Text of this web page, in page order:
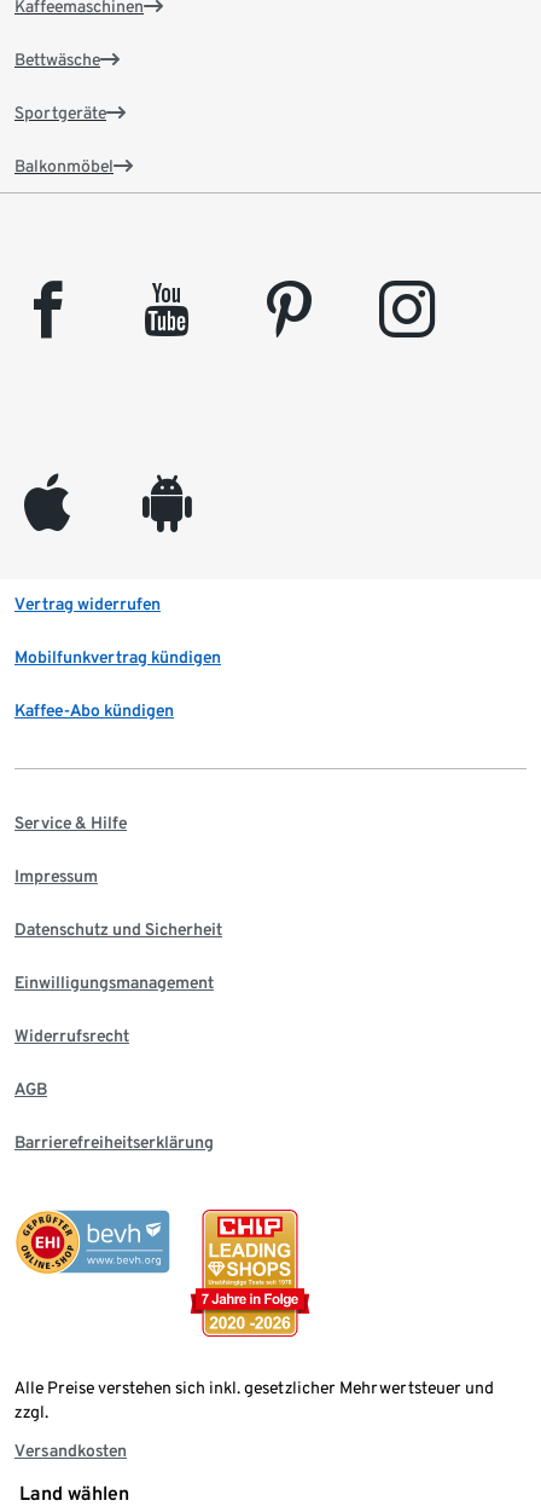
Kaffeemaschinen
Bettwäsche
Sportgeräte
Balkonmöbel
facebook youtube pinterest instagram
appleinc android
Vertrag widerrufen
Mobilfunkvertrag kündigen
Kaffee-Abo kündigen
Service & Hilfe
Impressum
Datenschutz und Sicherheit
Einwilligungsmanagement
Widerrufsrecht
AGB
Barrierefreiheitserklärung
Alle Preise verstehen sich inkl. gesetzlicher Mehrwertsteuer und
zzgl.
Versandkosten
Land wählen